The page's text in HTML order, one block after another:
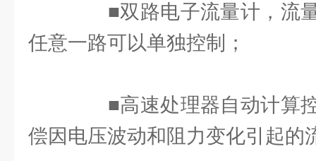
■双路电子流量计，流量
任意一路可以单独控制；
■高速处理器自动计算控
偿因电压波动和阻力变化引起的